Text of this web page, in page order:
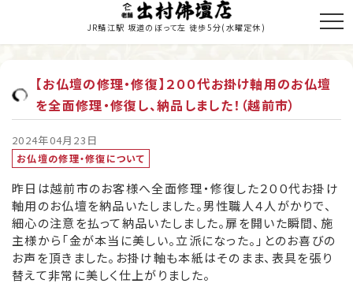
JR鯖江駅 坂道のぼって左 徒歩5分(水曜定休)
トップページ
商品のご紹介
寺院施工
当店の歩み
職人紹介
【お仏壇の修理・修復】２００代お掛け軸用のお仏壇
を全面修理・修復し、納品しました！（越前市）
2024年04月23日
お仏壇の修理・修復について
昨日は越前市のお客様へ全面修理・修復した２００代お掛け
軸用のお仏壇を納品いたしました。男性職人４人がかりで、
細心の注意を払って納品いたしました。扉を開いた瞬間、施
主様から「金が本当に美しい。立派になった。」とのお喜びの
お声を頂きました。お掛け軸も本紙はそのまま、表具を張り
替えて非常に美しく仕上がりました。